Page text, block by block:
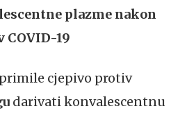
plazme nakon
19
cjepivo protiv
darivati konvalescentnu